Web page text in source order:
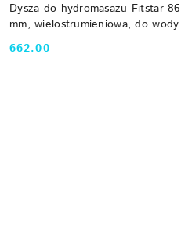
Dysza do hydromasażu Fitstar
mm, wielostrumieniowa, do
Cena:
662.00